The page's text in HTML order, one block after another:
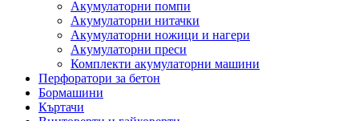
Акумулаторни помпи
Акумулаторни нитачки
Акумулаторни ножици и нагери
Акумулаторни преси
Комплекти акумулаторни машини
Перфоратори за бетон
Бормашини
Къртачи